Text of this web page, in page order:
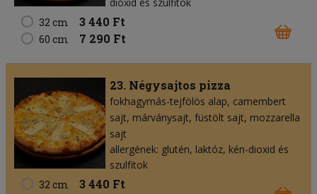
32 cm
3 440 Ft
60 cm 7 290 Ft
23. Négysajtos pizza
fokhagymás-tejfölös alap camembert
sajt márványsajt füstölt sajt mozzarella
sajt
allergének: glutén, laktóz, kén-dioxid és
szulfitok
32 cm
3 440 Ft